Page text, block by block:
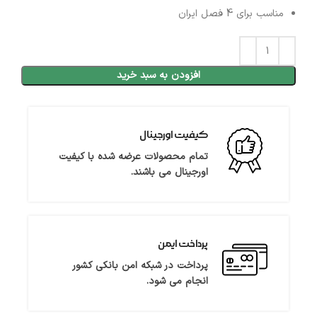
مناسب برای 4 فصل ایران
افزودن به سبد خرید
کیفیت اورجینال
تمام محصولات عرضه شده با کیفیت
اورجینال می باشند.
پرداخت ایمن
پرداخت در شبکه امن بانکی کشور
انجام می شود.